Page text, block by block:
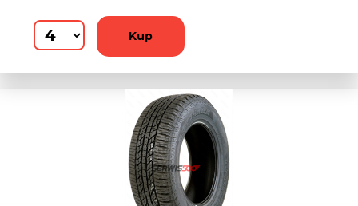
Kup